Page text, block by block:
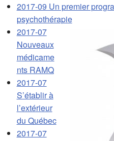
2017-09 Un premier
psychothérapie
2017-07
Nouveaux
médicame
nts RAMQ
2017-07
S’établir à
l’extérieur
du Québec
2017-07